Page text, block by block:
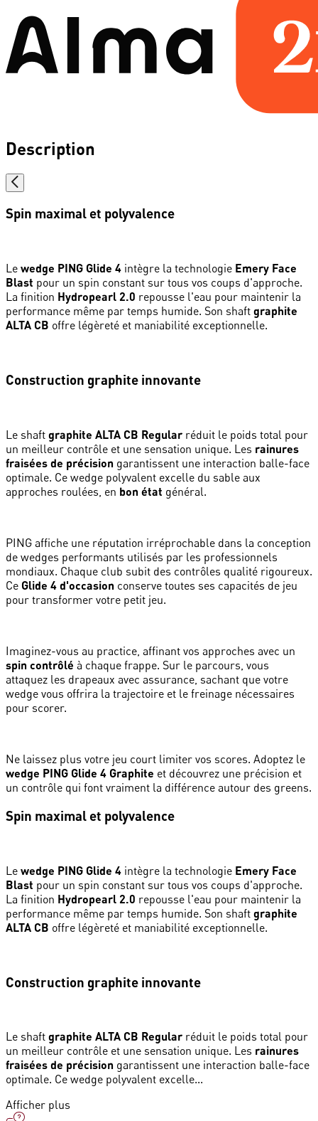
Description
Spin maximal et polyvalence
Le wedge PING Glide 4 intègre la technologie Emery Face
Blast pour un spin constant sur tous vos coups d'approche.
La finition Hydropearl 2.0 repousse l'eau pour maintenir la
performance même par temps humide. Son shaft graphite
ALTA CB offre légèreté et maniabilité exceptionnelle.
Construction graphite innovante
Le shaft graphite ALTA CB Regular réduit le poids total pour
un meilleur contrôle et une sensation unique. Les rainures
fraisées de précision garantissent une interaction balle-face
optimale. Ce wedge polyvalent excelle du sable aux
approches roulées, en bon état général.
PING affiche une réputation irréprochable dans la conception
de wedges performants utilisés par les professionnels
mondiaux. Chaque club subit des contrôles qualité rigoureux.
Ce Glide 4 d'occasion conserve toutes ses capacités de jeu
pour transformer votre petit jeu.
Imaginez-vous au practice, affinant vos approches avec un
spin contrôlé à chaque frappe. Sur le parcours, vous
attaquez les drapeaux avec assurance, sachant que votre
wedge vous offrira la trajectoire et le freinage nécessaires
pour scorer.
Ne laissez plus votre jeu court limiter vos scores. Adoptez le
wedge PING Glide 4 Graphite et découvrez une précision et
un contrôle qui font vraiment la différence autour des greens.
Spin maximal et polyvalence
Le wedge PING Glide 4 intègre la technologie Emery Face
Blast pour un spin constant sur tous vos coups d'approche.
La finition Hydropearl 2.0 repousse l'eau pour maintenir la
performance même par temps humide. Son shaft graphite
ALTA CB offre légèreté et maniabilité exceptionnelle.
Construction graphite innovante
Le shaft graphite ALTA CB Regular réduit le poids total pour
un meilleur contrôle et une sensation unique. Les rainures
fraisées de précision garantissent une interaction balle-face
optimale. Ce wedge polyvalent excelle...
Afficher plus